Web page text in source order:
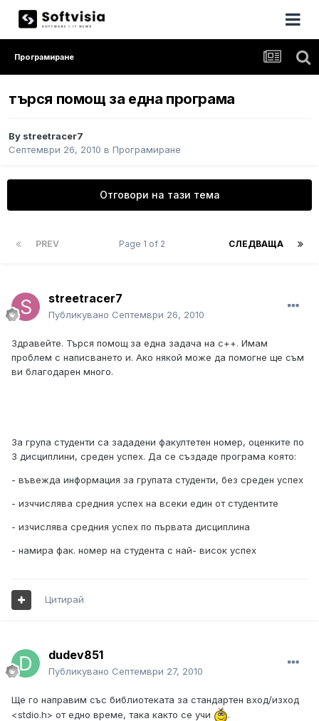
Програмиране
търся помощ за една програма
By streetracer7
Септември 26, 2010 в Програмиране
Отговори на тази тема
PREV СЛЕДВАЩА
Page 1 of 2
streetracer7
Публикувано Септември 26, 2010
Здравейте. Търся помощ за една задача на с++. Имам
проблем с написването и. Ако някой може да помогне ще съм
ви благодарен много.
За група студенти са зададени факултетен номер, оценките по
3 дисциплини, среден успех. Да се създаде програма която:
- въвежда информация за групата студенти, без среден успех
- изччислява средния успех на всеки един от студентите
- изчислява средния успех по първата дисциплина
- намира фак. номер на студента с най- висок успех
Цитирай
dudev851
Публикувано Септември 27, 2010
Ще го направим със библиотеката за стандартен вход/изход
<stdio.h> от едно време, така както се учи
.